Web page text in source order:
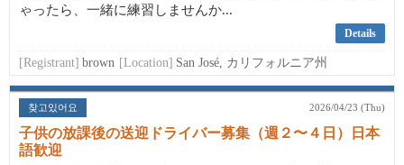
ゃったら、一緒に練習しませんか...
Details
[Registrant] brown [Location] San José, カリフォルニア州
찾고있어요 2026/04/23 (Thu)
子供の放課後の送迎ドライバー募集（週２〜４日）日本
語歓迎